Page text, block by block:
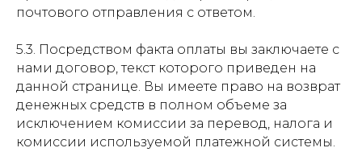
почтового отправления с ответом.
5.3. Посредством факта оплаты вы заключаете с
нами договор, текст которого приведен на
данной странице. Вы имеете право на возврат
денежных средств в полном объеме за
исключением комиссии за перевод, налога и
комиссии используемой платежной системы.